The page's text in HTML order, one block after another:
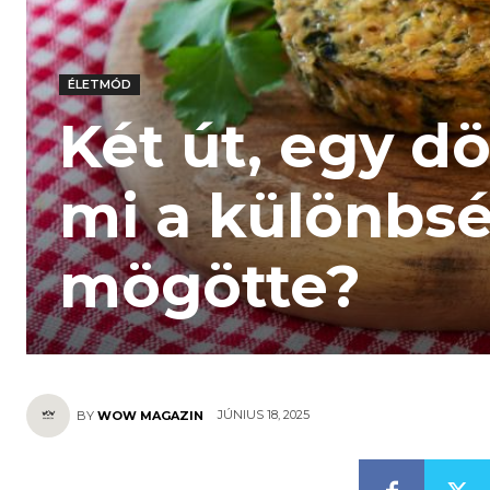
ÉLETMÓD
Két út, egy
mi a
mögötte?
BY WOW MAGAZIN JÚNIUS 18, 2025